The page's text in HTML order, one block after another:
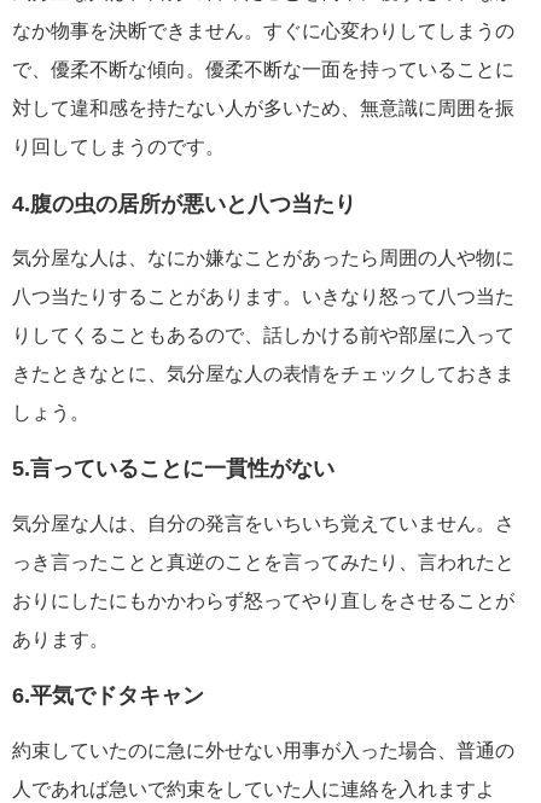
なか物事を決断できません。すぐに心変わりしてしまうの
で、優柔不断な傾向。優柔不断な一面を持っていることに
対して違和感を持たない人が多いため、無意識に周囲を振
り回してしまうのです。
4.腹の虫の居所が悪いと八つ当たり
気分屋な人は、なにか嫌なことがあったら周囲の人や物に
八つ当たりすることがあります。いきなり怒って八つ当た
りしてくることもあるので、話しかける前や部屋に入って
きたときなとに、気分屋な人の表情をチェックしておきま
しょう。
5.言っていることに一貫性がない
気分屋な人は、自分の発言をいちいち覚えていません。さ
っき言ったことと真逆のことを言ってみたり、言われたと
おりにしたにもかかわらず怒ってやり直しをさせることが
あります。
6.平気でドタキャン
約束していたのに急に外せない用事が入った場合、普通の
人であれば急いで約束をしていた人に連絡を入れますよ